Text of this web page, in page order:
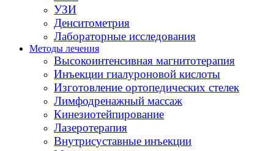
УЗИ
Денситометрия
Лабораторные исследования
Методы лечения
Высокоинтенсивная магнитотерапия
Инъекции гиалуроновой кислоты
Изготовление ортопедических стелек
Лимфодренажный массаж
Кинезиотейпирование
Лазеротерапия
Внутрисуставные инъекции